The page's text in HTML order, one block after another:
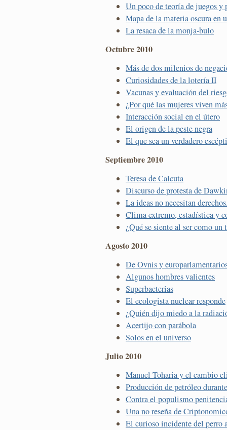
Un poco de teoría de juegos y
Mapa de la materia oscura en
La resaca de la monja-bulo
Octubre 2010
Más de dos milenios de
Curiosidades de la lotería II
Vacunas y evaluación del
¿Por qué las mujeres viven
Interacción social en el útero
El origen de la peste negra
El que sea un verdadero
Septiembre 2010
Teresa de Calcuta
Discurso de protesta de
La ideas no necesitan
Clima extremo, estadística y
¿Qué se siente al ser como un
Agosto 2010
De Ovnis y
Algunos hombres valientes
Superbacterias
El ecologista nuclear responde
¿Quién dijo miedo a la
Acertijo con parábola
Solos en el universo
Julio 2010
Manuel Toharia y el cambio
Producción de petróleo
Contra el populismo
Una no reseña de
El curioso incidente del perro